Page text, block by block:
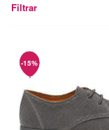
Filtrar